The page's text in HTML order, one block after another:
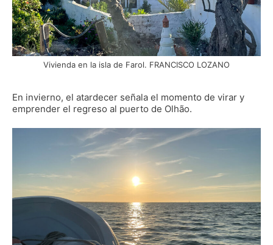
Vivienda en la isla de Farol. FRANCISCO LOZANO
En invierno, el atardecer señala el momento de virar y
emprender el regreso al puerto de Olhão.